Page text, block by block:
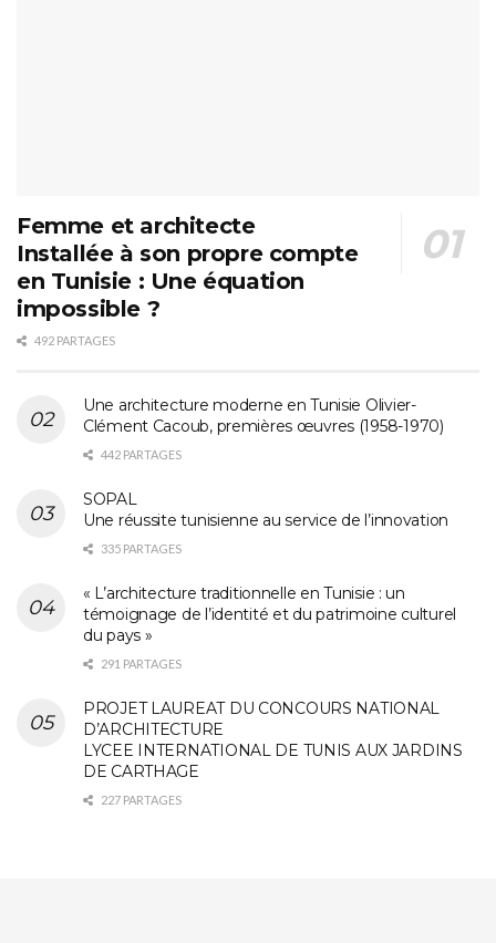
Femme et architecte
Installée à son propre compte
en Tunisie : Une équation
impossible ?
492 PARTAGES
Une architecture moderne en Tunisie Olivier-
Clément Cacoub, premières œuvres (1958-1970)
442 PARTAGES
SOPAL
Une réussite tunisienne au service de l’innovation
335 PARTAGES
« L’architecture traditionnelle en Tunisie : un
témoignage de l’identité et du patrimoine culturel
du pays »
291 PARTAGES
PROJET LAUREAT DU CONCOURS NATIONAL
D’ARCHITECTURE
LYCEE INTERNATIONAL DE TUNIS AUX JARDINS
DE CARTHAGE
227 PARTAGES